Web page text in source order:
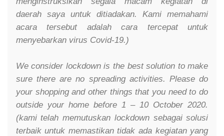
daerah saya untuk ditiadakan. Kami memahami
acara tersebut adalah cara tercepat untuk
menyebarkan virus Covid-19.)
We consider lockdown is the best solution to make
sure there are no spreading activities. Please do
your shopping and other things that you need to do
outside your home before 1 – 10 October 2020.
(kami telah memutuskan lockdown sebagai solusi
terbaik untuk memastikan tidak ada kegiatan yang